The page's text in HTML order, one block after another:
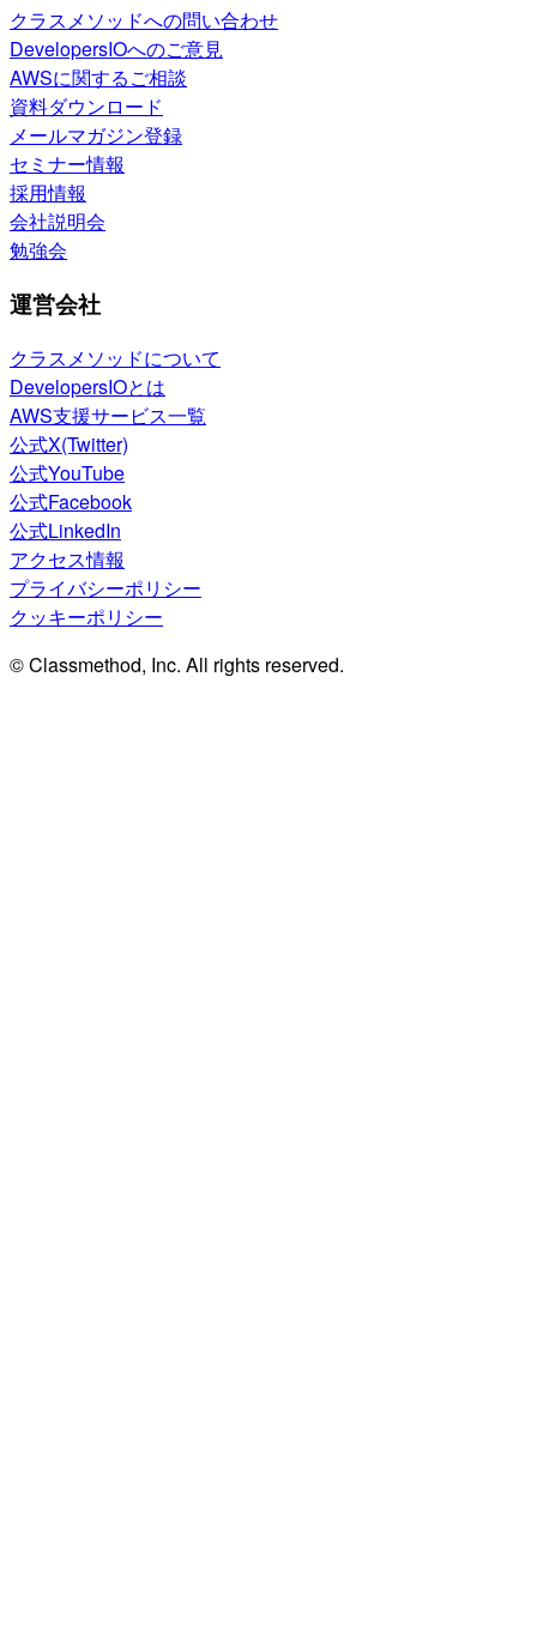
クラスメソッドへの問い合わせ
DevelopersIOへのご意見
AWSに関するご相談
資料ダウンロード
メールマガジン登録
セミナー情報
採用情報
会社説明会
勉強会
運営会社
クラスメソッドについて
DevelopersIOとは
AWS支援サービス一覧
公式X(Twitter)
公式YouTube
公式Facebook
公式LinkedIn
アクセス情報
プライバシーポリシー
クッキーポリシー
© Classmethod, Inc. All rights reserved.